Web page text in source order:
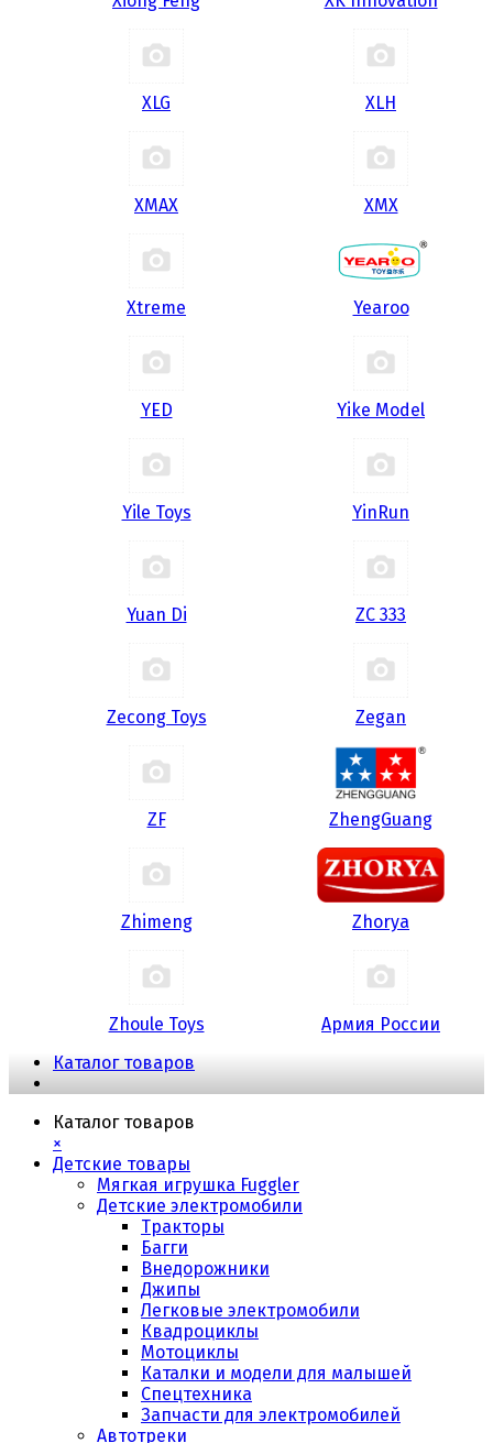
XLG XLH
XMAX XMX
Xtreme Yearoo
YED Yike Model
Yile Toys YinRun
Yuan Di ZC 333
Zecong Toys Zegan
ZF ZhengGuang
Zhimeng Zhorya
Zhoule Toys
Армия России
Каталог товаров
Каталог товаров
×
Детские товары
Мягкая игрушка Fuggler
Детские электромобили
Тракторы
Багги
Внедорожники
Джипы
Легковые электромобили
Квадроциклы
Мотоциклы
Каталки и модели для малышей
Спецтехника
Запчасти для электромобилей
Автотреки